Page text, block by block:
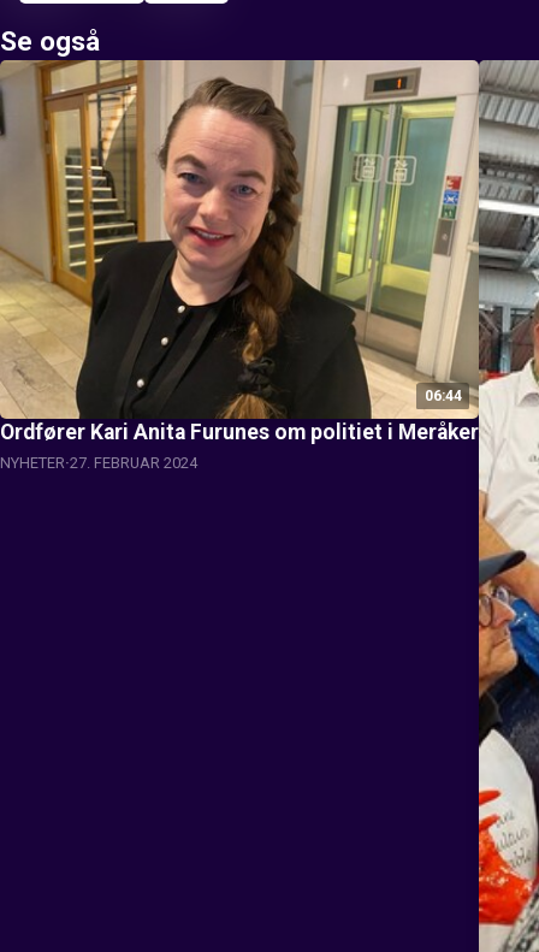
Se også
06:44
Ordfører Kari Anita Furunes om politiet i Meråker
NYHETER 27. FEBRUAR 2024